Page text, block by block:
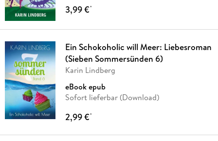
3,99 €*
Ein Schokoholic will Meer: Liebesroman
(Sieben Sommersünden 6)
Karin Lindberg
eBook epub
Sofort lieferbar (Download)
2,99 €*